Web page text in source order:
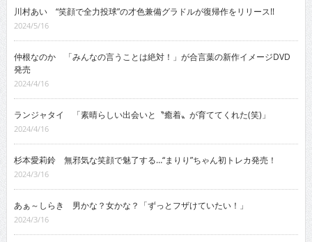
川村あい “笑顔で全力投球”の才色兼備グラドルが復帰作をリリース!!
2024/5/16
仲根なのか 「みんなの言うことは絶対！」が合言葉の新作イメージDVD
発売
2024/4/16
ランジャタイ 「素晴らしい出会いと〝癒着〟が育ててくれた(笑)」
2024/4/16
杉本愛莉鈴 無邪気な笑顔で魅了する…“まりり”ちゃん初トレカ発売！
2024/3/16
あぁ～しらき 男かな？女かな？「ずっとフザけていたい！」
2024/3/16